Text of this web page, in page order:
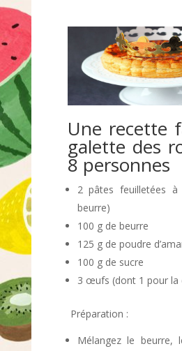
Une recette
galette des
8 personnes
2 pâtes feuilletées à
beurre)
100 g de beurre
125 g de poudre
100 g de sucre
3 œufs (dont 1 pour la
Préparation :
Mélangez le beurre,